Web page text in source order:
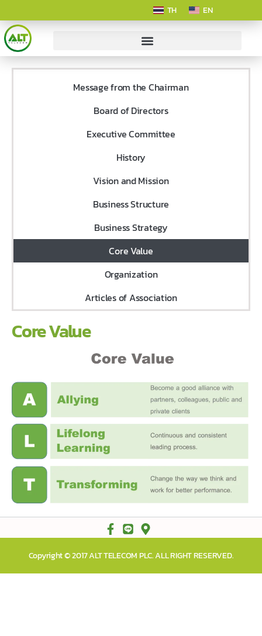
TH EN
Message from the Chairman
Board of Directors
Executive Committee
History
Vision and Mission
Business Structure
Business Strategy
Core Value
Organization
Articles of Association
Core Value
Copyright © 2017 ALT TELECOM PLC. ALL RIGHT RESERVED.